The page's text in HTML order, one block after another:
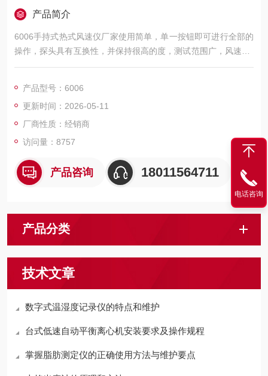
产品简介
6006手持式热式风速仪厂家使用简单，单一按钮即可进行全部的
操作，探头具有互换性，并保持很高的度，测试范围广，风速0.0
1～20m/s,温度—20～70℃，内部设有温度补偿回路，在可测试
产品型号：6006
更新时间：2026-05-11
厂商性质：经销商
访问量：8757
产品咨询 18011564711
产品分类
技术文章
数字式温湿度记录仪的特点和维护
台式低速自动平衡离心机安装要求及操作规程
掌握脂肪测定仪的正确使用方法与维护要点
电话咨询